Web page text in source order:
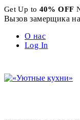
Get Up to 40% OFF
Вызов замерщика
О нас
Log In